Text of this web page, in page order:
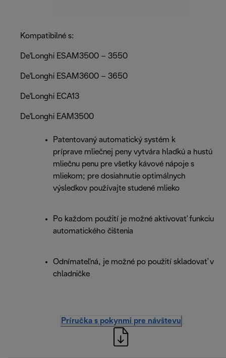
Kompatibilné s:
De'Longhi ESAM3500 – 3550
De'Longhi ESAM3600 – 3650
De'Longhi ECA13
De'Longhi EAM3500
Patentovaný automatický systém k
príprave mliečnej peny vytvára hladkú a hustú
mliečnu penu pre všetky kávové nápoje s
mliekom; pre dosiahnutie optimálnych
výsledkov používajte studené mlieko
Po každom použití je možné aktivovať funkciu
automatického čištenia
Odnímateľná, je možné po použití skladovať v
chladničke
Príručka s pokynmi pre návštevu